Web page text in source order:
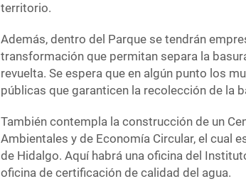
territorio.
Además, dentro del Parque se tendrán
transformación que permitan separa la
revuelta. Se espera que en algún punto los
públicas que garanticen la recolección de la
También contempla la construcción de un
Ambientales y de Economía Circular, el cual
de Hidalgo. Aquí habrá una oficina del
oficina de certificación de calidad del agua.